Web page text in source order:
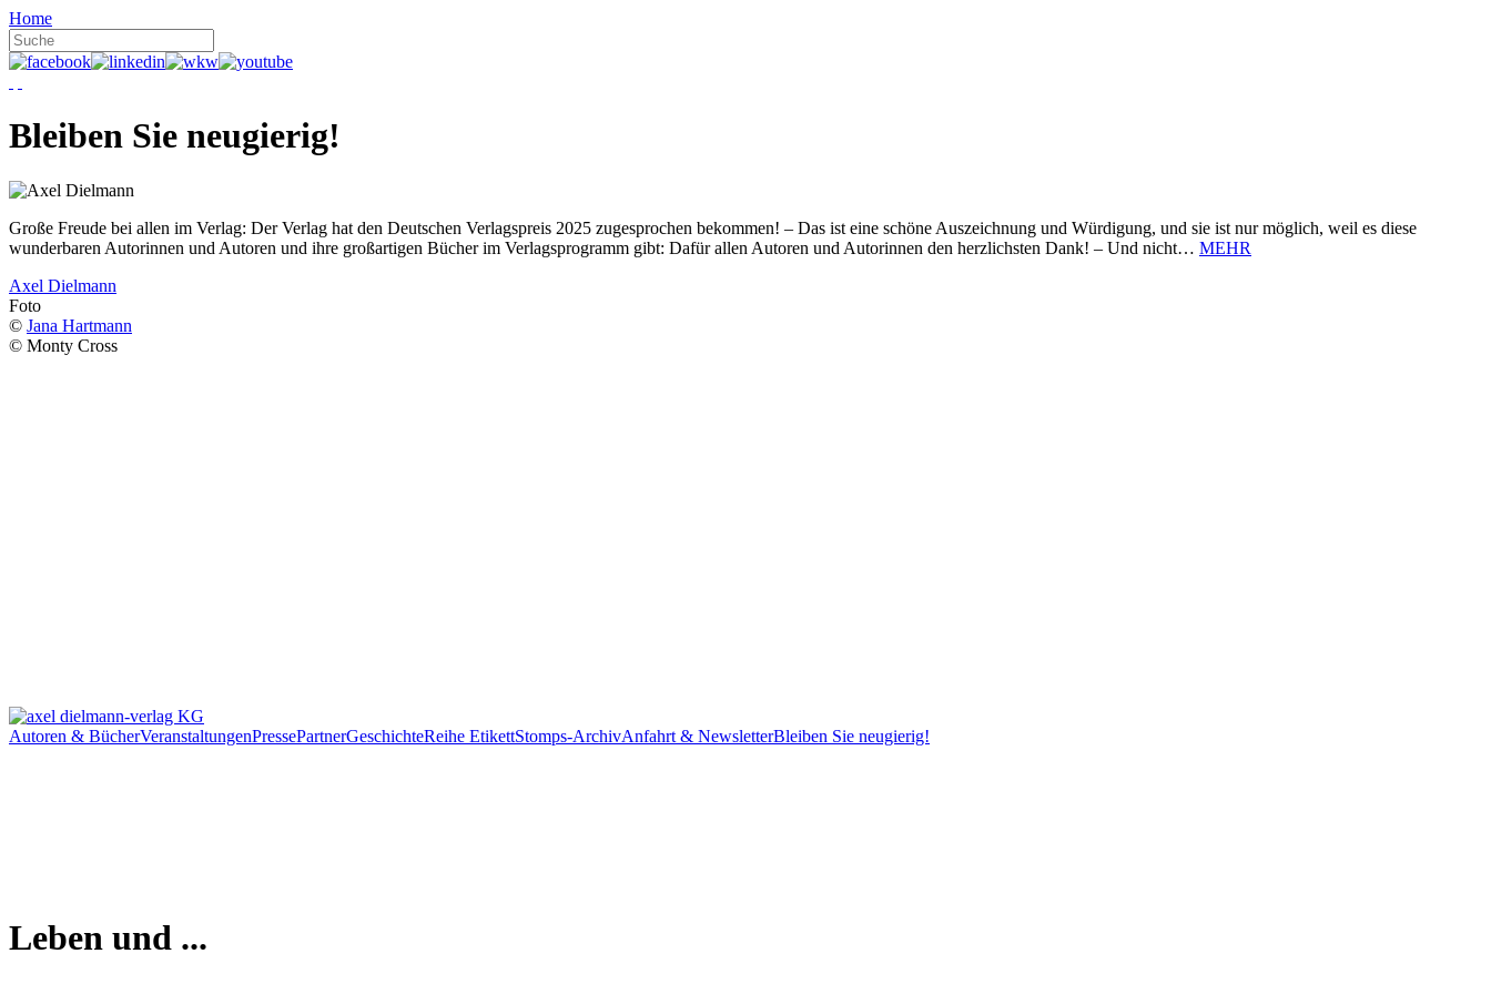
Home
Bleiben Sie neugierig!
Große Freude bei allen im Verlag: Der Verlag hat den Deutschen Verlagspreis 2025 zugesprochen bekommen! – Das ist eine schöne Auszeichnung und Würdigung, und sie ist nur möglich, weil es diese
wunderbaren Autorinnen und Autoren und ihre großartigen Bücher im Verlagsprogramm gibt: Dafür allen Autoren und Autorinnen den herzlichsten Dank! – Und nicht… MEHR
Axel Dielmann
Foto
© Jana Hartmann
© Monty Cross
Autoren & BücherVeranstaltungenPressePartnerGeschichteReihe EtikettStomps-ArchivAnfahrt & NewsletterBleiben Sie neugierig!
Leben und ...